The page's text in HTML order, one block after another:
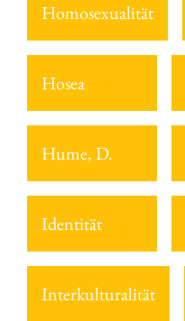
Homosexualität
Hosea
Hume, D.
Identität
Interkulturalität